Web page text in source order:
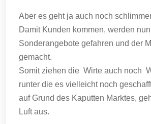
Aber es geht ja auch noch
Damit Kunden kommen, werden
Sonderangebote gefahren und der
gemacht.
Somit ziehen die Wirte auch noch
runter die es vielleicht noch
auf Grund des Kaputten Marktes,
Luft aus.